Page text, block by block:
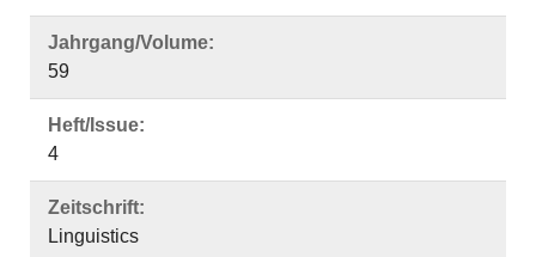
Jahrgang/Volume:
59
Heft/Issue:
4
Zeitschrift:
Linguistics